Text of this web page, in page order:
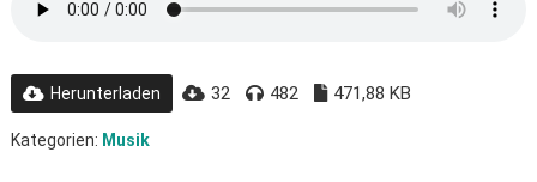
Herunterladen 32 482 471,88 KB
Kategorien: Musik